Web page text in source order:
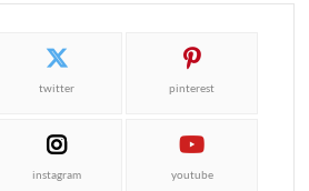
twitter pinterest
instagram youtube